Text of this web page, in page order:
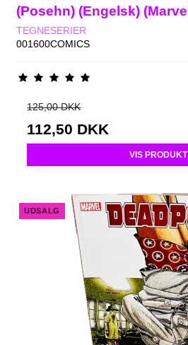
(Posehn) (Engelsk)
TEGNESERIER
001600COMICS
125,00 DKK
112,50 DKK
VIS PRODUKT
UDSALG